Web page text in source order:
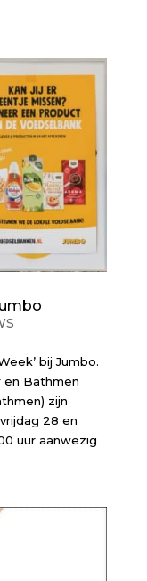
bij Jumbo.
en Bathmen
zijn
28 en
uur aanwezig